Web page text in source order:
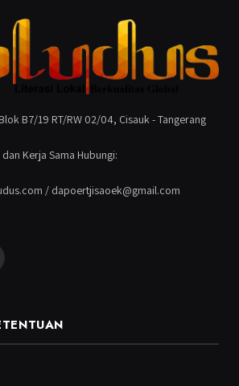
B7/19 RT/RW 02/04, Cisauk - Tangerang
Kerja Sama Hubungi:
/ dapoertjisaoek@gmail.com